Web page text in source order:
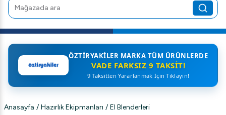
ÖZTIRYAKILER MARKA TÜM ÜRÜNLERDE
VADE FARKSIZ 9 TAKSIT!
9 Taksitten Yararlanmak İçin Tıklayın!
Anasayfa / Hazırlık Ekipmanları / El Blenderleri